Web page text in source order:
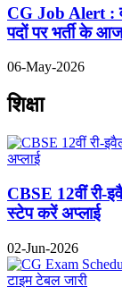
CG Job Alert :
पदों पर भर्ती के
06-May-2026
शिक्षा
CBSE 12वीं री-
स्टेप करें अप्लाई
02-Jun-2026